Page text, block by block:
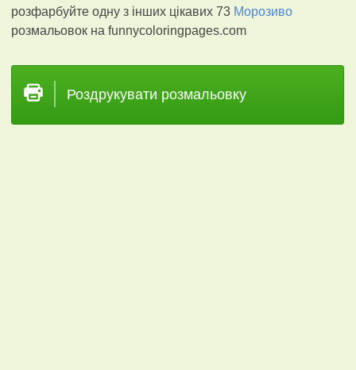
розфарбуйте одну з інших цікавих 73 Морозиво
розмальовок на funnycoloringpages.com
Роздрукувати розмальовку